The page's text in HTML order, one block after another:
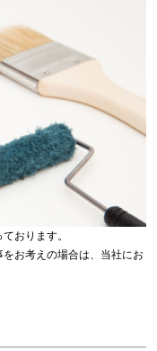
おります。
お考えの場合は、当社にお